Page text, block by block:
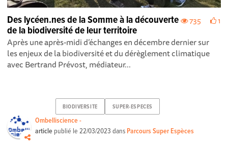
735 1
Des lycéen.nes de la Somme à la découverte
de la biodiversité de leur territoire
Après une après-midi d’échanges en décembre dernier sur
les enjeux de la biodiversité et du dérèglement climatique
avec Bertrand Prévost, médiateur...
BIODIVERSITE SUPER-ESPECES
Ombelliscience -
article publié le22/03/2023 dans Parcours Super Espèces